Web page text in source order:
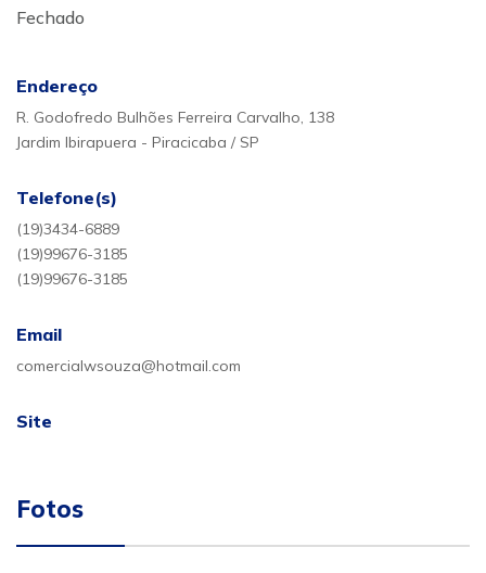
Fechado
Endereço
R. Godofredo Bulhões Ferreira Carvalho, 138
Jardim Ibirapuera - Piracicaba / SP
Telefone(s)
(19)3434-6889
(19)99676-3185
(19)99676-3185
Email
comercialwsouza@hotmail.com
Site
Fotos